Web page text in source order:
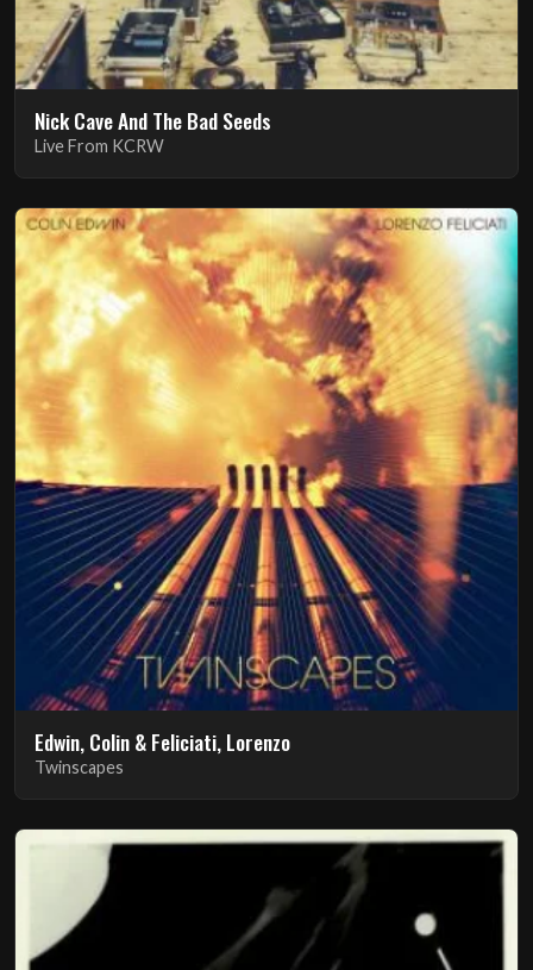
Nick Cave And The Bad Seeds
Live From KCRW
Edwin, Colin & Feliciati, Lorenzo
Twinscapes